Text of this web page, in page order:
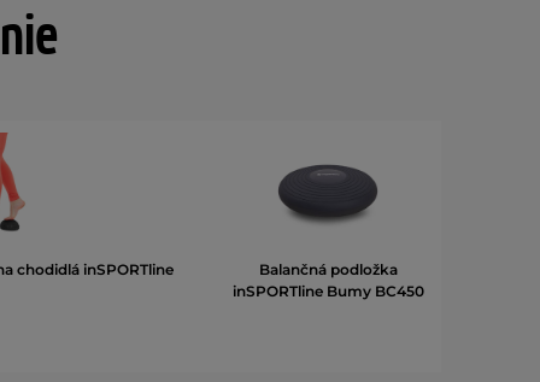
chodidlá inSPORTline
Balančná podložka
inSPORTline Bumy BC450